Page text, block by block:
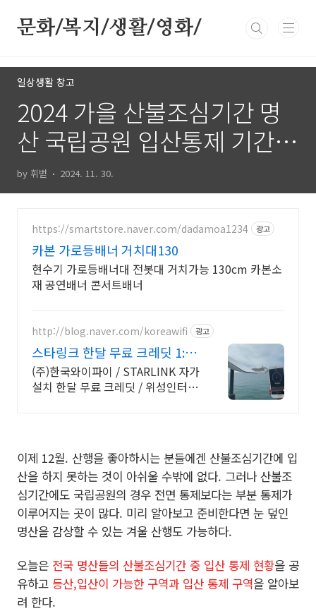
문화/복지/생활/영화/
일상생활 창고
2024 가을 산불조심기간 명
산 국립공원 입산통제 기간
및 입산가능 구역
by 휘벋 2024. 11. 30.
https://smartstore.naver.com/dadamoa1234 광고
카본 가로등배너 거치대130
현수기 가로등배너대 전봇대 거치가능 130cm 카본소
재 공연배너 콘서트배너
http://blog.naver.com/koreawifi 광고
스타링크 한달 무료 크레딧 1:1
맞춤 상담 및 견적
(주)한국와이파이 / STARLINK 자가
설치 한달 무료 크레딧 / 위성인터넷
이제 12월. 산행을 좋아하시는 분들에겐 산불조심기간에 입
산을 하지 못하는 것이 아쉬울 수밖에 없다. 그러나 산불조
심기간에도 국립공원의 경우 전면 통제보다는 부분 통제가
이루어지는 곳이 많다. 미리 알아보고 준비한다면 눈 덮인
명산을 감상할 수 있는 겨울 산행도 가능하다.
오늘은 전국 명산들의 산불조심기간 중 입산 통제 현황을 공
유하고 등산,입산이 가능한 구역과 입산 통제 구역을 알아보
려 한다.